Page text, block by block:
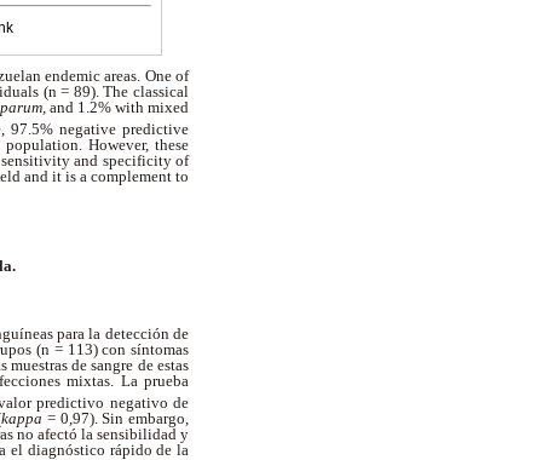
endemic areas. One of
(n = 89). The classical
and 1.2% with mixed
97.5% negative predictive
However, these
sensitivity and specificity of
and it is a complement to
para la detección de
(n = 113) con síntomas
de sangre de estas
mixtas. La prueba
predictivo negativo de
kappa = 0,97). Sin embargo,
no afectó la sensibilidad y
el diagnóstico rápido de la